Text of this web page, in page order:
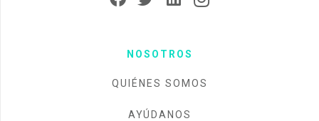
NOSOTROS
QUIÉNES SOMOS
AYÚDANOS